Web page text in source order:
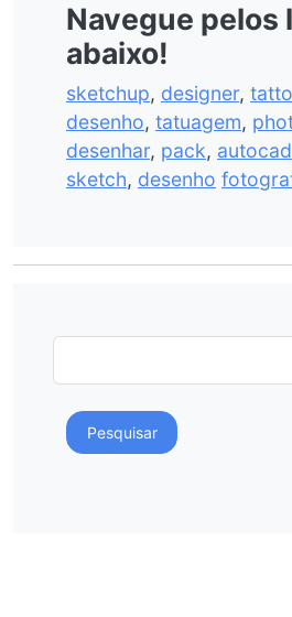
Navegue pelos
abaixo!
sketchup, designer,
desenho, tatuagem,
desenhar, pack, autocad
sketch, desenho
Pesquisar